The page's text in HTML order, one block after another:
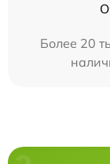
Более 20